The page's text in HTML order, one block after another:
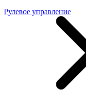
Рулевое управление